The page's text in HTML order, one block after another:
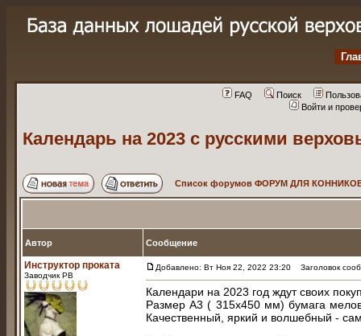
FAQ Поиск
Войти и
Календарь на 2023 с русскими
Список форумов ФОРУМ ДЛЯ КОННИКОВ
Автор Сообщение
Инструктор проката
Заводчик РВ
Добавлено: Вт Ноя 22, 2022 23:20 Заголовок
Календари на 2023 год ждут своих
Размер А3 ( 315х450 мм) бумага
Качественный, яркий и волшебный -